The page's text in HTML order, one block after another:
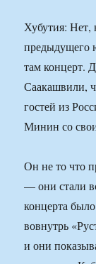
Хубутия: Нет,
предыдущего
там концерт.
Саакашвили,
гостей из
Минин со
Он не то что
— они стали
концерта
вовнутрь
и они